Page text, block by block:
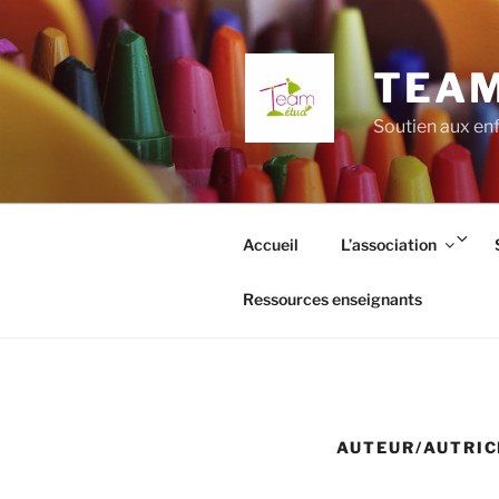
au
contenu
principal
Soutien aux
Accueil L’association
Ressources enseignants
AUTEUR/